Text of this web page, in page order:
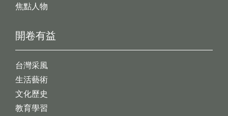
開卷有益
台灣采風
生活藝術
文化歷史
教育學習
焦點人物